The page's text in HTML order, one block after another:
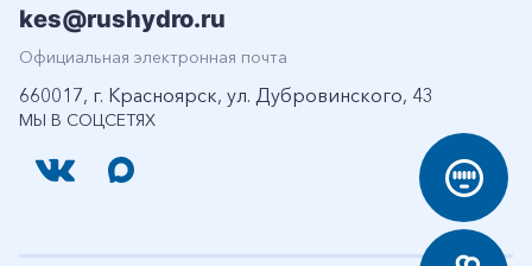
МЫ В СОЦСЕТЯХ
kes@rushydro.ru
Официальная электронная почта
660017, г. Красноярск, ул. Дубровинского, 43